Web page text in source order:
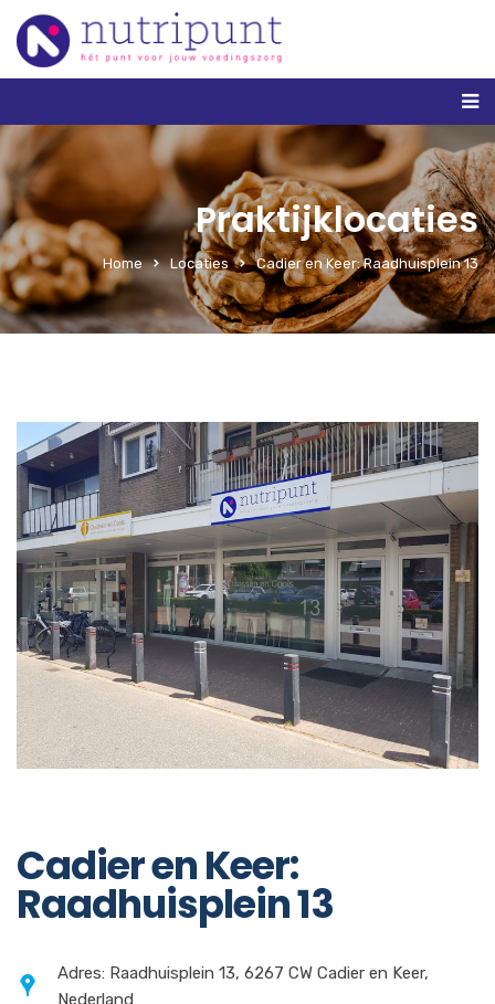
Praktijklocaties
Home Locaties Cadier en Keer: Raadhuisplein 13
Cadier en Keer:
Raadhuisplein 13
Adres: Raadhuisplein 13, 6267 CW Cadier en Keer,
Nederland